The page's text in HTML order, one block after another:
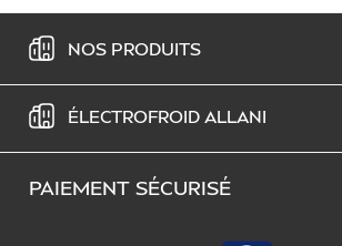
NOS PRODUITS
ÉLECTROFROID ALLANI
PAIEMENT SÉCURISÉ